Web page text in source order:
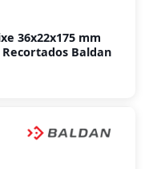
36x22x175 mm
Baldan